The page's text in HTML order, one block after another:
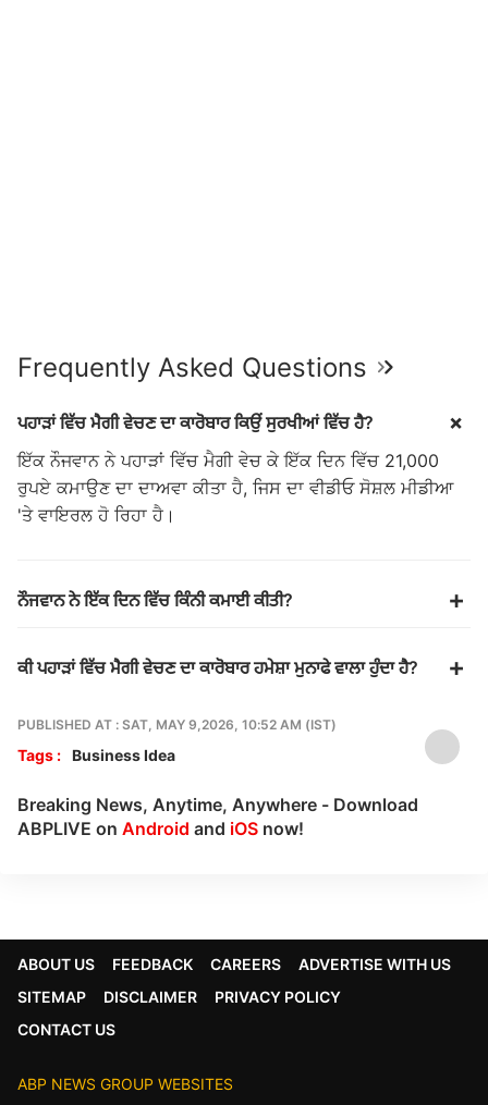
Frequently Asked Questions
ਪਹਾੜਾਂ ਵਿੱਚ ਮੈਗੀ ਵੇਚਣ ਦਾ ਕਾਰੋਬਾਰ ਕਿਉਂ ਸੁਰਖੀਆਂ ਵਿੱਚ ਹੈ?
ਇੱਕ ਨੌਜਵਾਨ ਨੇ ਪਹਾੜਾਂ ਵਿੱਚ ਮੈਗੀ ਵੇਚ ਕੇ ਇੱਕ ਦਿਨ ਵਿੱਚ 21,000
ਰੁਪਏ ਕਮਾਉਣ ਦਾ ਦਾਅਵਾ ਕੀਤਾ ਹੈ, ਜਿਸ ਦਾ ਵੀਡੀਓ ਸੋਸ਼ਲ ਮੀਡੀਆ
'ਤੇ ਵਾਇਰਲ ਹੋ ਰਿਹਾ ਹੈ।
ਨੌਜਵਾਨ ਨੇ ਇੱਕ ਦਿਨ ਵਿੱਚ ਕਿੰਨੀ ਕਮਾਈ ਕੀਤੀ?
ਕੀ ਪਹਾੜਾਂ ਵਿੱਚ ਮੈਗੀ ਵੇਚਣ ਦਾ ਕਾਰੋਬਾਰ ਹਮੇਸ਼ਾ ਮੁਨਾਫੇ ਵਾਲਾ ਹੁੰਦਾ ਹੈ?
PUBLISHED AT : SAT, MAY 9,2026, 10:52 AM (IST)
Tags : Business Idea
Breaking News, Anytime, Anywhere - Download
ABPLIVE on Android and iOS now!
ABOUT US FEEDBACK CAREERS
ADVERTISE WITH US
SITEMAP
DISCLAIMER
PRIVACY POLICY
CONTACT US
ABP NEWS GROUP WEBSITES